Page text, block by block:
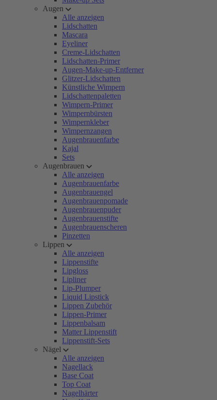
Augen
Alle anzeigen
Lidschatten
Mascara
Eyeliner
Creme-Lidschatten
Lidschatten-Primer
Augen-Make-up-Entferner
Glitzer-Lidschatten
Künstliche Wimpern
Lidschattenpaletten
Wimpern-Primer
Wimpernbürsten
Wimpernkleber
Wimpernzangen
Augenbrauenfarbe
Kajal
Sets
Augenbrauen
Alle anzeigen
Augenbrauenfarbe
Augenbrauengel
Augenbrauenpomade
Augenbrauenpuder
Augenbrauenstifte
Augenbrauenscheren
Pinzetten
Lippen
Alle anzeigen
Lippenstifte
Lipgloss
Lipliner
Lip-Plumper
Liquid Lipstick
Lippen Zubehör
Lippen-Primer
Lippenbalsam
Matter Lippenstift
Lippenstift-Sets
Nägel
Alle anzeigen
Nagellack
Base Coat
Top Coat
Nagelhärter